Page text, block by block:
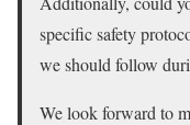
specific safety
we should follow
We look forward to